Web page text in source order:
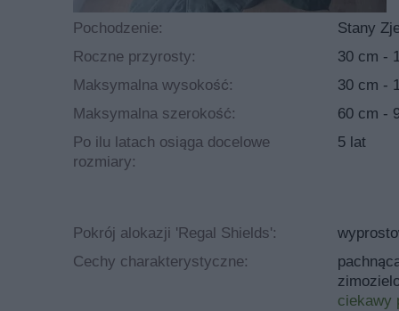
Pochodzenie:
Stany
Roczne przyrosty:
30 cm -
Maksymalna wysokość:
30 cm -
Maksymalna szerokość:
60 cm -
Po ilu latach osiąga docelowe
rozmiary:
5 lat
Pokrój alokazji 'Regal Shields':
Cechy charakterystyczne:
ciekawy